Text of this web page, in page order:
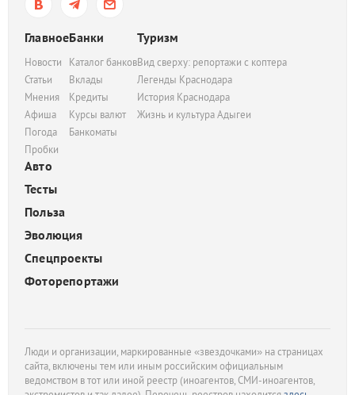
Главное
Новости
Статьи
Мнения
Афиша
Погода
Пробки
Банки
Каталог банков
Вклады
Кредиты
Курсы валют
Банкоматы
Туризм
Вид сверху: репортажи с коптера
Легенды Краснодара
История Краснодара
Жизнь и культура Адыгеи
Авто
Тесты
Польза
Эволюция
Спецпроекты
Фоторепортажи
Люди и организации, маркированные «звездочками» на страницах
сайта, включены тем или иным российским официальным
ведомством в тот или иной реестр (иноагентов, СМИ-иноагентов,